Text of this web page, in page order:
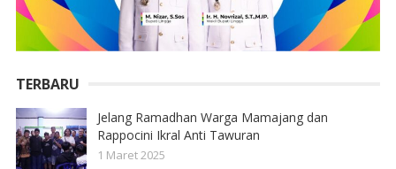
TERBARU
Jelang Ramadhan Warga Mamajang dan
Rappocini Ikral Anti Tawuran
1 Maret 2025